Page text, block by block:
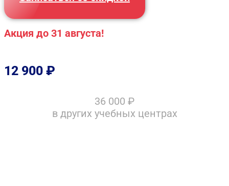
Акция до 31 августа!
12 900 ₽
36 000 ₽
в других учебных центрах